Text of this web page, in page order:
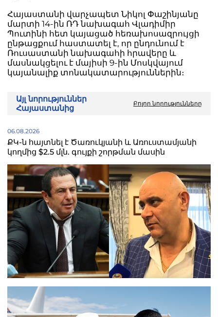
Հայաստանի վարչապետ Նիկոլ Փաշինյանը
մարտի 14-ին ՌԴ նախագահ Վլադիմիր
Պուտինի հետ կայացած հեռախոսազրույցի
ընթացքում հաստատել է, որ ընդունում է
Ռուսաստանի նախագահի հրավերը և
մասնակցելու է մայիսի 9-ին Մոսկվայում
կայանալիք տոնակատարություններին։
Այլ նորություններ
Հայաստանից
Բոլոր նորությունները
06.08.2026
ՔԿ-ն հայտնել է Ծառուկյանի և Առուստամյանի
կողմից $2.5 մլն. գույքի շորթման մասին